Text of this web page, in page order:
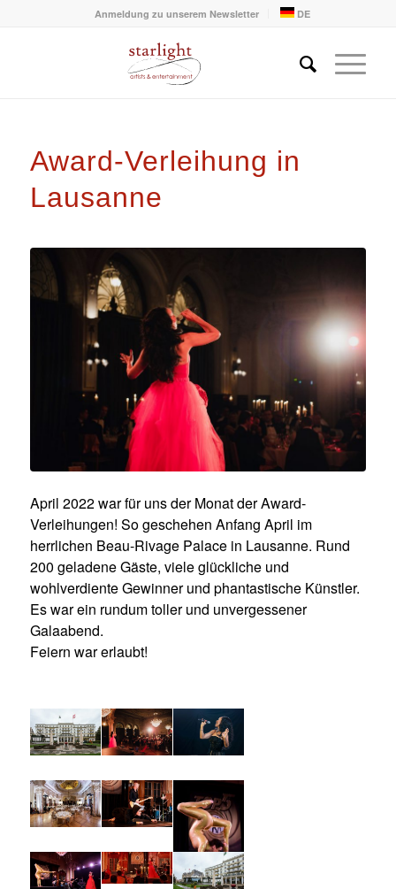
Anmeldung zu unserem Newsletter DE
Award-Verleihung in
Lausanne
April 2022 war für uns der Monat der Award-
Verleihungen! So geschehen Anfang April im
herrlichen Beau-Rivage Palace in Lausanne. Rund
200 geladene Gäste, viele glückliche und
wohlverdiente Gewinner und phantastische Künstler.
Es war ein rundum toller und unvergessener
Galaabend.
Feiern war erlaubt!